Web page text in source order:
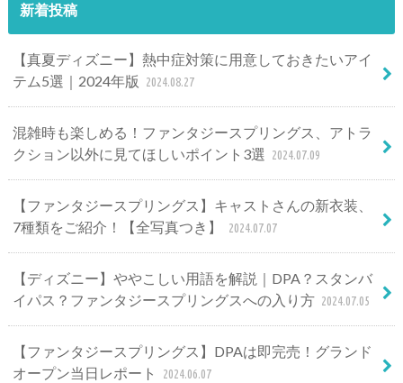
新着投稿
【真夏ディズニー】熱中症対策に用意しておきたいアイ
テム5選｜2024年版
2024.08.27
混雑時も楽しめる！ファンタジースプリングス、アトラ
クション以外に見てほしいポイント3選 2024.07.09
【ファンタジースプリングス】キャストさんの新衣装、
7種類をご紹介！【全写真つき】
2024.07.07
【ディズニー】ややこしい用語を解説｜DPA？スタンバ
イパス？ファンタジースプリングスへの入り方 2024.07.05
【ファンタジースプリングス】DPAは即完売！グランド
オープン当日レポート
2024.06.07